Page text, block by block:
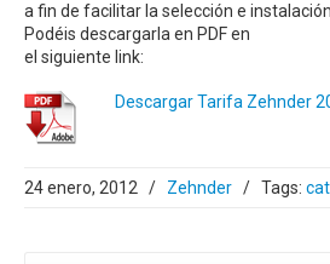
a fin de facilitar la selección e
Podéis descargarla en PDF en
el siguiente link:
Descargar Tarifa Zehnder
24 enero, 2012 / Zehnder / Tags: